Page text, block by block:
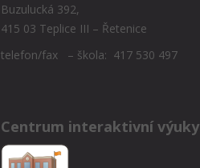
Buzulucká 392,
415 03 Teplice III – Řetenice
telefon/fax – škola: 417 530 497
Centrum interaktivní výuky